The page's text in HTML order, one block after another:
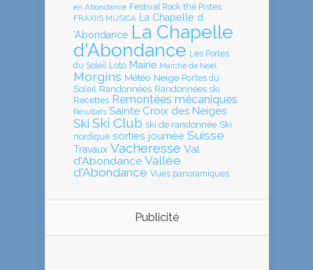
en Abondance Festival Rock the Pistes
FRAXIIS MUSICA La Chapelle d
'Abondance La Chapelle
d'Abondance Les Portes
du Soleil Loto Mairie Marché de Noël
Morgins Météo Neige Portes du
Soleil Randonnées Randonnées ski
Recettes Remontées mécaniques
Résultats Sainte Croix des Neiges
Ski Ski Club ski de randonnée Ski
nordique sorties journée Suisse
Travaux Vacheresse Val
d'Abondance Vallée
d'Abondance Vues panoramiques
Publicité